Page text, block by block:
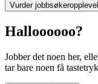
Vurder
Halloooooo?
Jobber det noen her,
tar bare noen få